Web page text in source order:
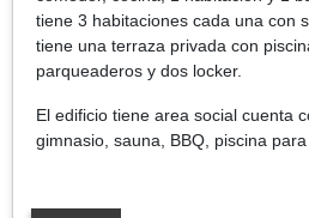
tiene 3 habitaciones cada una con
tiene una terraza privada con
parqueaderos y dos locker.
El edificio tiene area social cuenta
gimnasio, sauna, BBQ, piscina